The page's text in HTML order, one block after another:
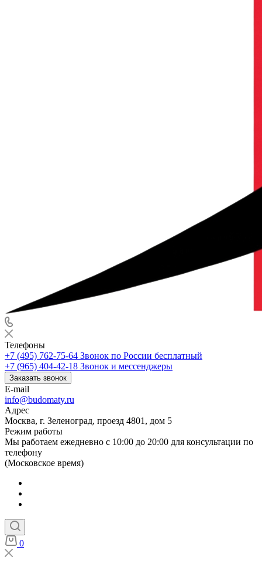
Телефоны
+7 (495) 762-75-64 Звонок по России бесплатный
+7 (965) 404-42-18 Звонок и мессенджеры
Заказать звонок
E-mail
info@budomaty.ru
Адрес
Москва, г. Зеленоград, проезд 4801, дом 5
Режим работы
Мы работаем ежедневно с 10:00 до 20:00 для консультации по
телефону
(Московское время)
0